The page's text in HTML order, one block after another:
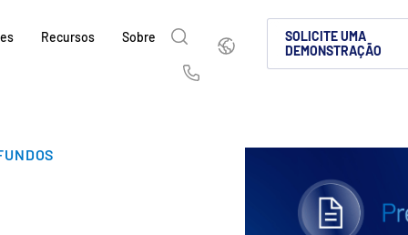
Por que a Intralinks
Saiba por que as empresas de mercados
cenário de investimentos alternativos
Produtos
Conheça nossa plataforma
para compartilhamento seguro
deal globais, investimentos
Soluções
Descubra como compartilhar
protegida, tornando a
Setores
Saiba como nossa plataforma e
que você navegue com
Recursos Sobre
Saiba como a SS&C Intralinks atende aos
globais, de operação de deals e mercados
facilitando o compartilhamento seguro de
Português
SOLICITE UMA
DEMONSTRAÇÃO